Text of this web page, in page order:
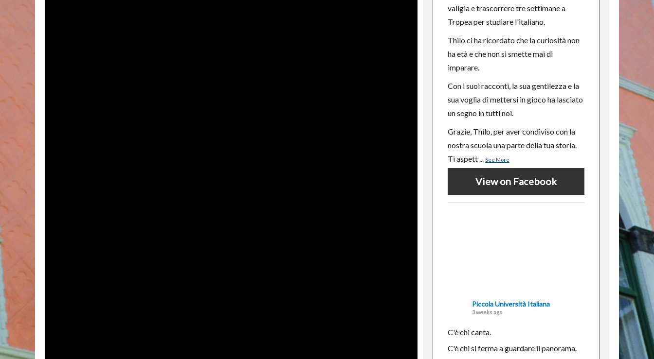
valigia e trascorrere tre settimane a
Tropea per studiare l'italiano.
Thilo ci ha ricordato che la curiosità non
ha età e che non si smette mai di
imparare.
Con i suoi racconti, la sua gentilezza e la
sua voglia di mettersi in gioco ha lasciato
un segno in tutti noi.
Grazie, Thilo, per aver condiviso con la
nostra scuola una parte della tua storia.
Ti aspett...See More
View on Facebook
Piccola Università Italiana
3 weeks ago
C'è chi canta.
C'è chi si ferma a guardare il panorama.